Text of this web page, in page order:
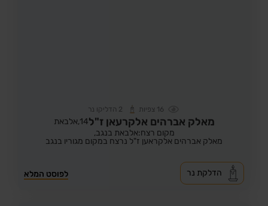
16 צפיות 2 הדליקו נר
מאלק אברהים אלקרעאן ז"ל14, אלבאת
מקום רצח:אלבאת בנגב,
מאלק אברהים אלקראען ז"ל נרצח במקום מגוריו בנגב
לפוסט המלא הדלקת נר